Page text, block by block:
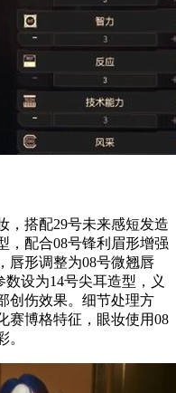
，搭配29号未来感短发造
，配合08号锋利眉形增强
唇形调整为08号微翘唇
设为14号尖耳造型，义
创伤效果。细节处理方
赛博格特征，眼妆使用08
。